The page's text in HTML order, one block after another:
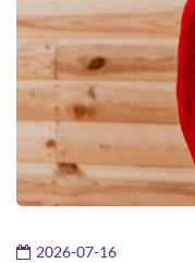
2026-07-16